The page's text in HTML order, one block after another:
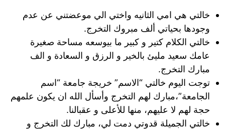
خالتي هي امي الثانيه واختي الي موعضتني عن عدم
وجودها بحياتي ألف مبروك التخرج.
خالتي الكلام كتير و كبير ما بيوسعه مساحة صغيرة
عامك سعيد مليئ بالخير و الرزق و السعادة و الف
مبارك التخرج.
توجت اليوم خالتي “الاسم” خريجة جامعة “اسم
الجامعة”،مبارك لهم التخرج وأسأل الله ان يكون علمهم
حجة لهم لا عليهم، منها للأعلى و عقبالنا.
خالتي الجميلة قدوتي دمت لي، مبارك لك التخرج و